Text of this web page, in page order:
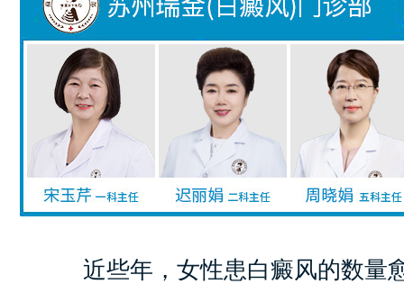
近些年，女性患白癜风的数量